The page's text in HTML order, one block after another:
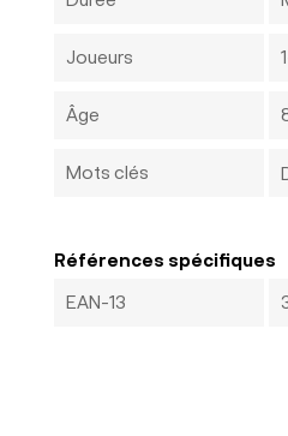
Joueurs
Âge
Mots clés
Références spécifiques
EAN-13